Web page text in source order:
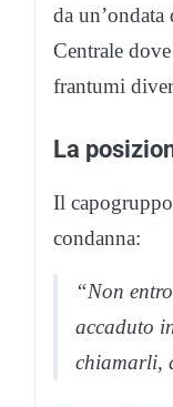
da
Centrale
frantumi
La
Il
condanna:
“Non
accaduto
chiamarli,